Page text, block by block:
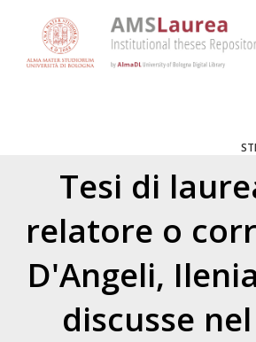
Tesi di
relatore o
D'Angeli,
discusse